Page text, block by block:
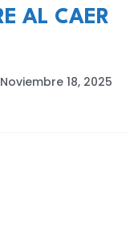
AL CAER
Noviembre 18, 2025